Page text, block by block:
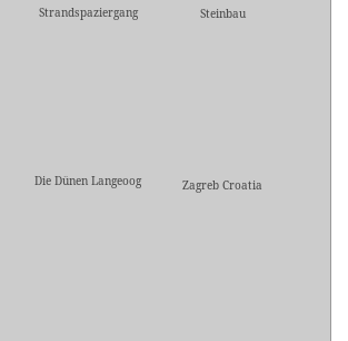
Strandspaziergang Steinbau
Die Dünen Langeoog Zagreb Croatia